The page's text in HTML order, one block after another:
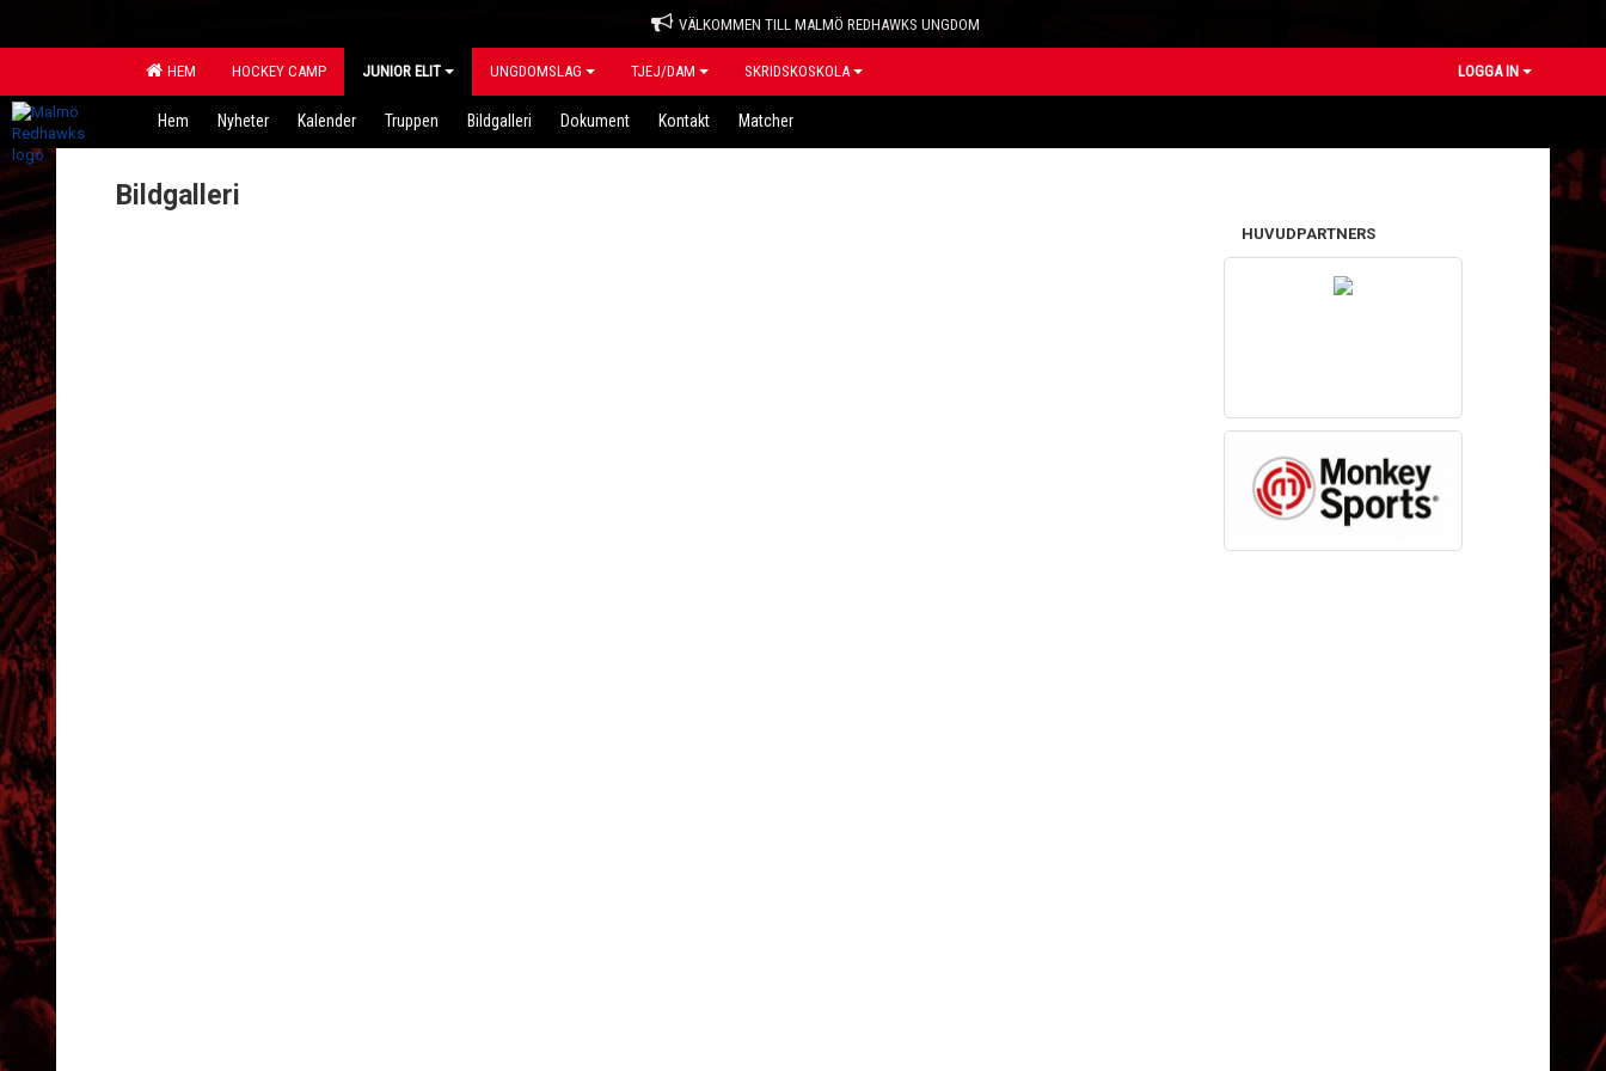
VÄLKOMMEN TILL MALMÖ REDHAWKS UNGDOM
HEM HOCKEY CAMP JUNIOR ELIT UNGDOMSLAG TJEJ/DAM SKRIDSKOSKOLA LOGGA IN
Hem Nyheter Kalender Truppen Bildgalleri Dokument Kontakt Matcher
Bildgalleri
HUVUDPARTNERS